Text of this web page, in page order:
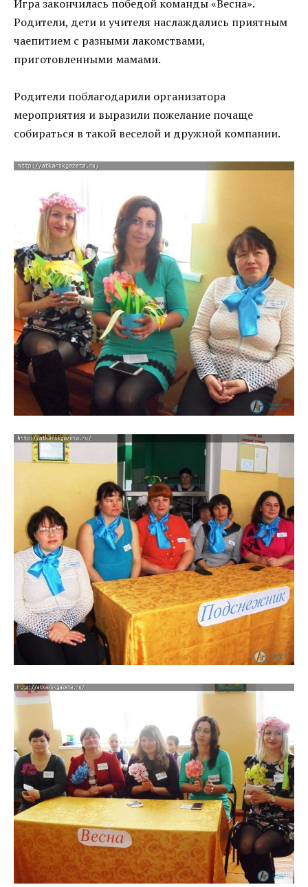
Игра закончилась победой команды «Весна».
Родители, дети и учителя наслаждались приятным
чаепитием с разными лакомствами,
приготовленными мамами.
Родители поблагодарили организатора
мероприятия и выразили пожелание почаще
собираться в такой веселой и дружной компании.